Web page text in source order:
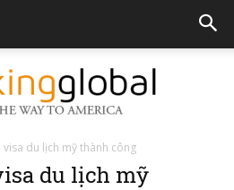
The
visa du lịch mỹ thành công
du lịch mỹ